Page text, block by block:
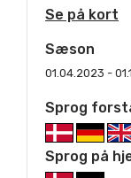
Se på kort
Sæson
01.04.2023 -
Sprog
Sprog på